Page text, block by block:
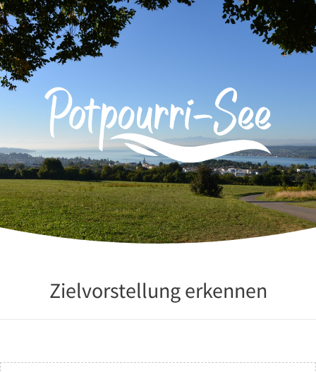
Zum
Inhalt
springen
Zielvorstellung erkennen